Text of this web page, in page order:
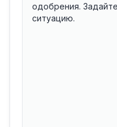
одобрения.
ситуацию.